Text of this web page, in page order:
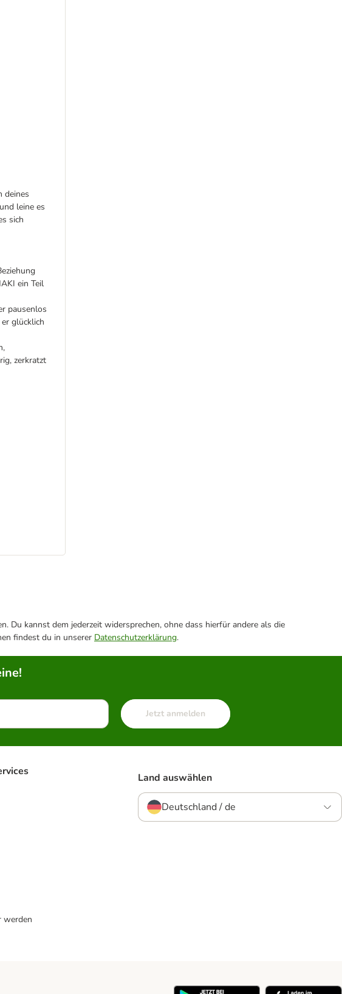
deines
leine es
sich
ein Teil
pausenlos
glücklich
zerkratzt
kannst dem jederzeit widersprechen, ohne dass hierfür andere als die
findest du in unserer Datenschutzerklärung.
Jetzt anmelden
werden
Land auswählen
Deutschland / de